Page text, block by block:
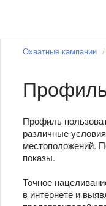
Реклама в
Медийная реклама
Мастер кампаний
Простой старт
Охватные кампании
Профиль
различные
местоположений.
показы.
Точное
в интернете и